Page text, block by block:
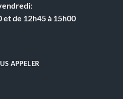
et de 12h45 à 15h00
APPELER